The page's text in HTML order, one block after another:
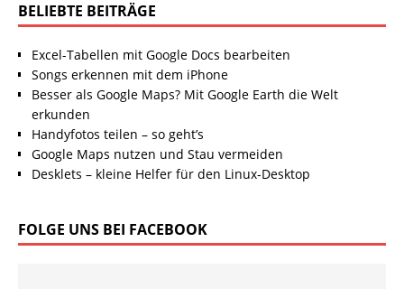
BELIEBTE BEITRÄGE
Excel-Tabellen mit Google Docs bearbeiten
Songs erkennen mit dem iPhone
Besser als Google Maps? Mit Google Earth die Welt
erkunden
Handyfotos teilen – so geht’s
Google Maps nutzen und Stau vermeiden
Desklets – kleine Helfer für den Linux-Desktop
FOLGE UNS BEI FACEBOOK